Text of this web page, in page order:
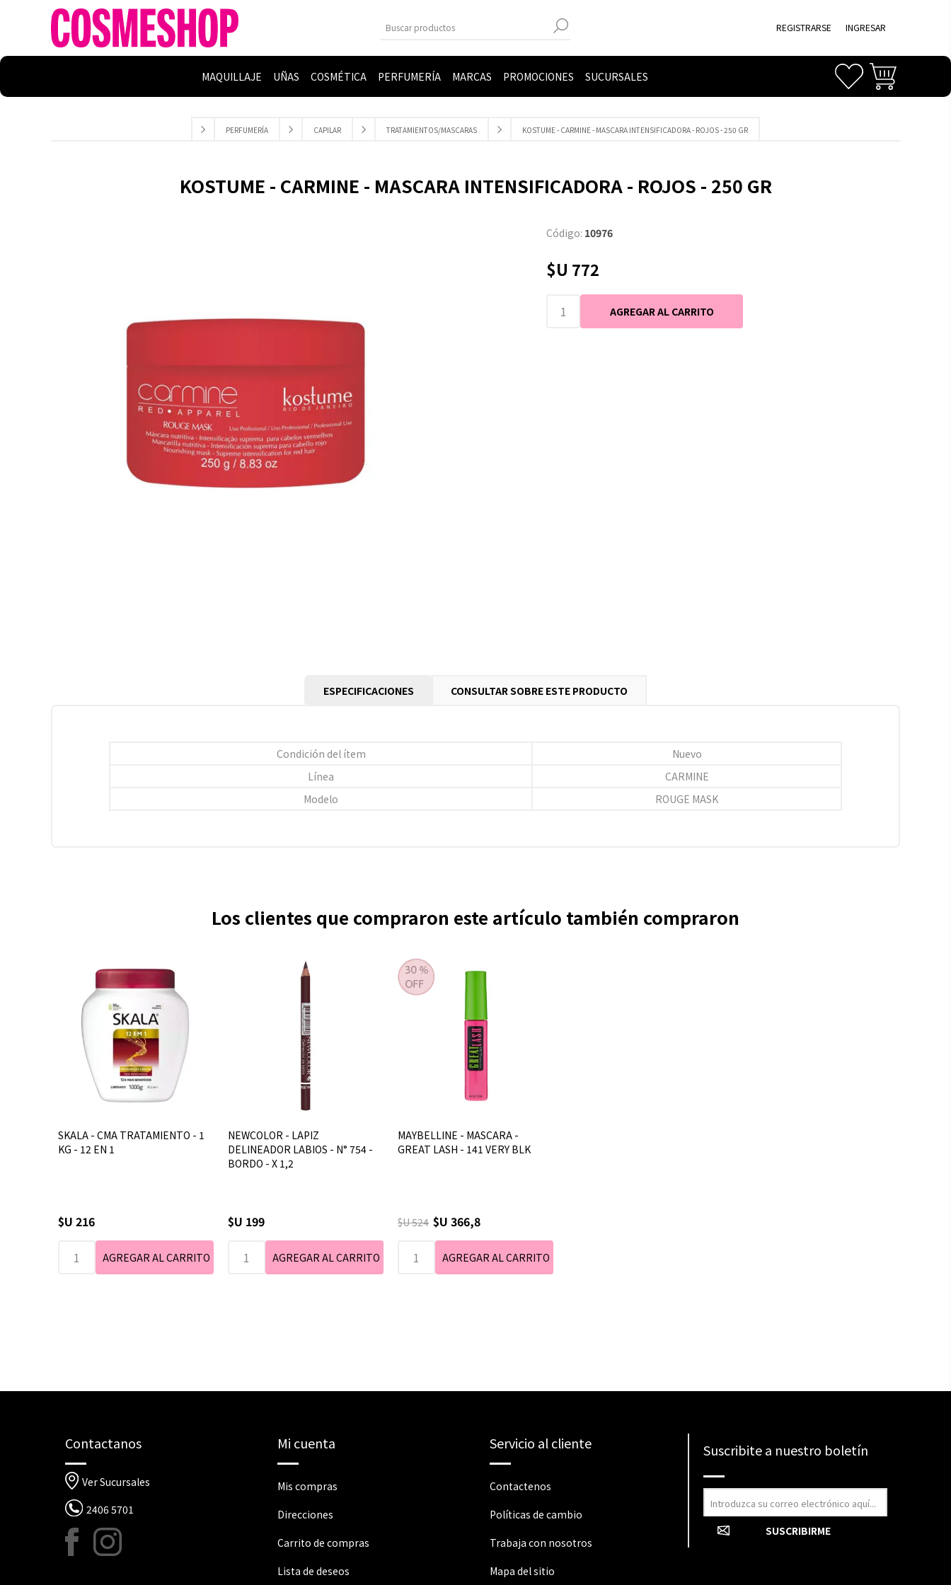
REGISTRARSE INGRESAR
MAQUILLAJE UÑAS COSMÉTICA PERFUMERÍA MARCAS PROMOCIONES SUCURSALES
PERFUMERÍA CAPILAR TRATAMIENTOS/MASCARAS KOSTUME - CARMINE - MASCARA INTENSIFICADORA - ROJOS - 250 GR
KOSTUME - CARMINE - MASCARA INTENSIFICADORA - ROJOS - 250 GR
Código: 10976
$U 772
ESPECIFICACIONES CONSULTAR SOBRE ESTE PRODUCTO
Condición del ítem
Nuevo
Línea
CARMINE
Modelo
ROUGE MASK
Los clientes que compraron este artículo también compraron
SKALA - CMA TRATAMIENTO - 1
KG - 12 EN 1
$U 216
NEWCOLOR - LAPIZ
DELINEADOR LABIOS - N° 754 -
BORDO - X 1,2
$U 199
MAYBELLINE - MASCARA -
GREAT LASH - 141 VERY BLK
$U 524 $U 366,8
Contactanos
Ver Sucursales
2406 5701
Mi cuenta
Mis compras
Direcciones
Carrito de compras
Lista de deseos
Servicio al cliente
Contactenos
Políticas de cambio
Trabaja con nosotros
Mapa del sitio
Suscribite a nuestro boletín